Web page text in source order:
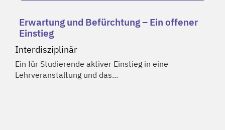
Erwartung und Befürchtung – Ein offener
Einstieg
Interdisziplinär
Ein für Studierende aktiver Einstieg in eine
Lehrveranstaltung und das...